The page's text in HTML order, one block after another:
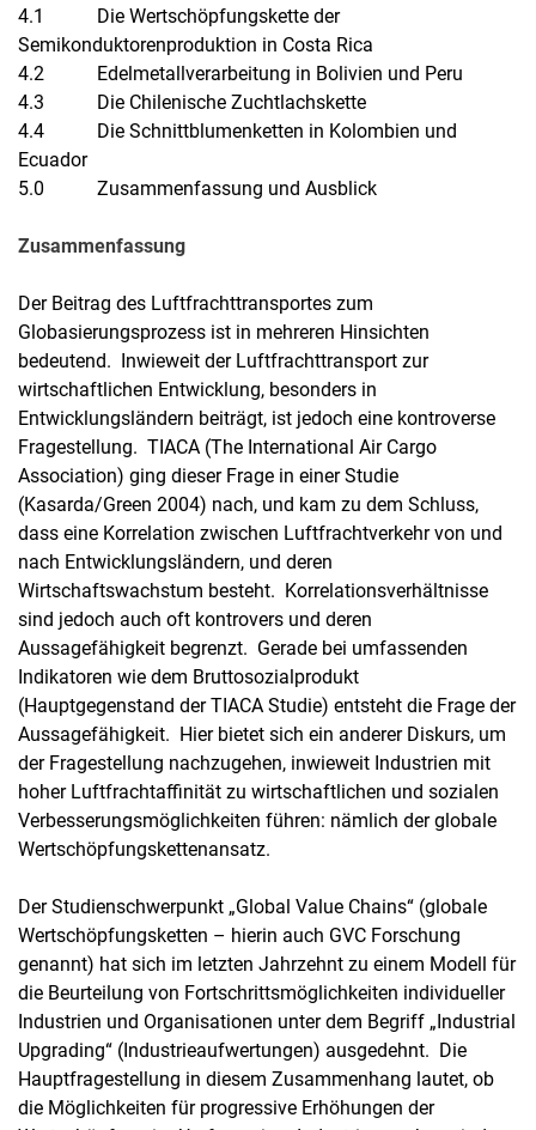
4.1 Die Wertschöpfungskette der
Semikonduktorenproduktion in Costa Rica
4.2 Edelmetallverarbeitung in Bolivien und Peru
4.3 Die Chilenische Zuchtlachskette
4.4 Die Schnittblumenketten in Kolombien und
Ecuador
5.0 Zusammenfassung und Ausblick
Zusammenfassung
Der Beitrag des Luftfrachttransportes zum
Globasierungsprozess ist in mehreren Hinsichten
bedeutend. Inwieweit der Luftfrachttransport zur
wirtschaftlichen Entwicklung, besonders in
Entwicklungsländern beiträgt, ist jedoch eine kontroverse
Fragestellung. TIACA (The International Air Cargo
Association) ging dieser Frage in einer Studie
(Kasarda/Green 2004) nach, und kam zu dem Schluss,
dass eine Korrelation zwischen Luftfrachtverkehr von und
nach Entwicklungsländern, und deren
Wirtschaftswachstum besteht. Korrelationsverhältnisse
sind jedoch auch oft kontrovers und deren
Aussagefähigkeit begrenzt. Gerade bei umfassenden
Indikatoren wie dem Bruttosozialprodukt
(Hauptgegenstand der TIACA Studie) entsteht die Frage der
Aussagefähigkeit. Hier bietet sich ein anderer Diskurs, um
der Fragestellung nachzugehen, inwieweit Industrien mit
hoher Luftfrachtaffinität zu wirtschaftlichen und sozialen
Verbesserungsmöglichkeiten führen: nämlich der globale
Wertschöpfungskettenansatz.
Der Studienschwerpunkt „Global Value Chains“ (globale
Wertschöpfungsketten – hierin auch GVC Forschung
genannt) hat sich im letzten Jahrzehnt zu einem Modell für
die Beurteilung von Fortschrittsmöglichkeiten individueller
Industrien und Organisationen unter dem Begriff „Industrial
Upgrading“ (Industrieaufwertungen) ausgedehnt. Die
Hauptfragestellung in diesem Zusammenhang lautet, ob
die Möglichkeiten für progressive Erhöhungen der